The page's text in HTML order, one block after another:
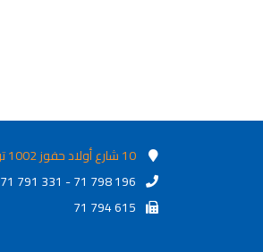
10 شارع أولاد حفوز 1002 تونس
71 791 331 - 71 798 196
71 794 615